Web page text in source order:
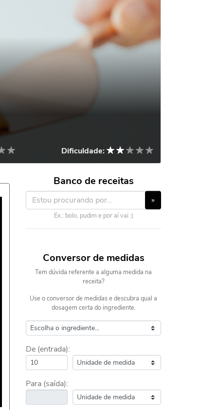
Dificuldade:
Banco de receitas
»
Ex.: bolo, pudim e por aí vai :)
Conversor de medidas
Tem dúvida referente a alguma medida na
receita?
Use o conversor de medidas e descubra qual a
dosagem certa do ingrediente.
De (entrada):
Para (saída):